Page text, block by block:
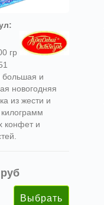
гр
и
новогодняя
из жести и
конфет и